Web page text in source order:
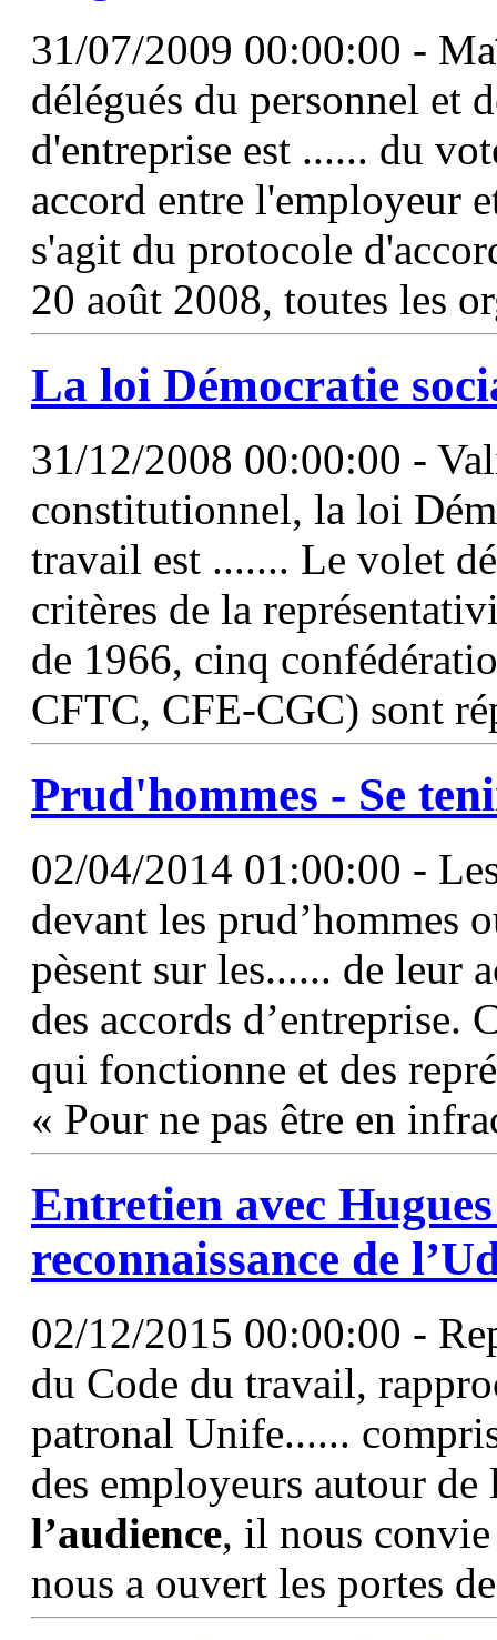
31/07/2009 00:00:00 -
délégués du personnel et
d'entreprise est ...... du
accord entre l'employeur
s'agit du protocole
20 août 2008, toutes les
La loi Démocratie
31/12/2008 00:00:00 -
constitutionnel, la loi
travail est ....... Le volet
critères de la
de 1966, cinq
CFTC, CFE-CGC) sont
Prud'hommes - Se
02/04/2014 01:00:00 -
devant les prud’hommes
pèsent sur les...... de leur
des accords d’entreprise.
qui fonctionne et des
« Pour ne pas être en
Entretien avec
reconnaissance de
02/12/2015 00:00:00 -
du Code du travail,
patronal Unife......
des employeurs autour
l’audience, il nous convie
nous a ouvert les portes